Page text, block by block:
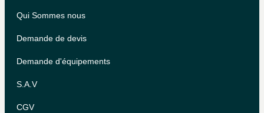
Qui Sommes nous
Demande de devis
Demande d'équipements
S.A.V
CGV